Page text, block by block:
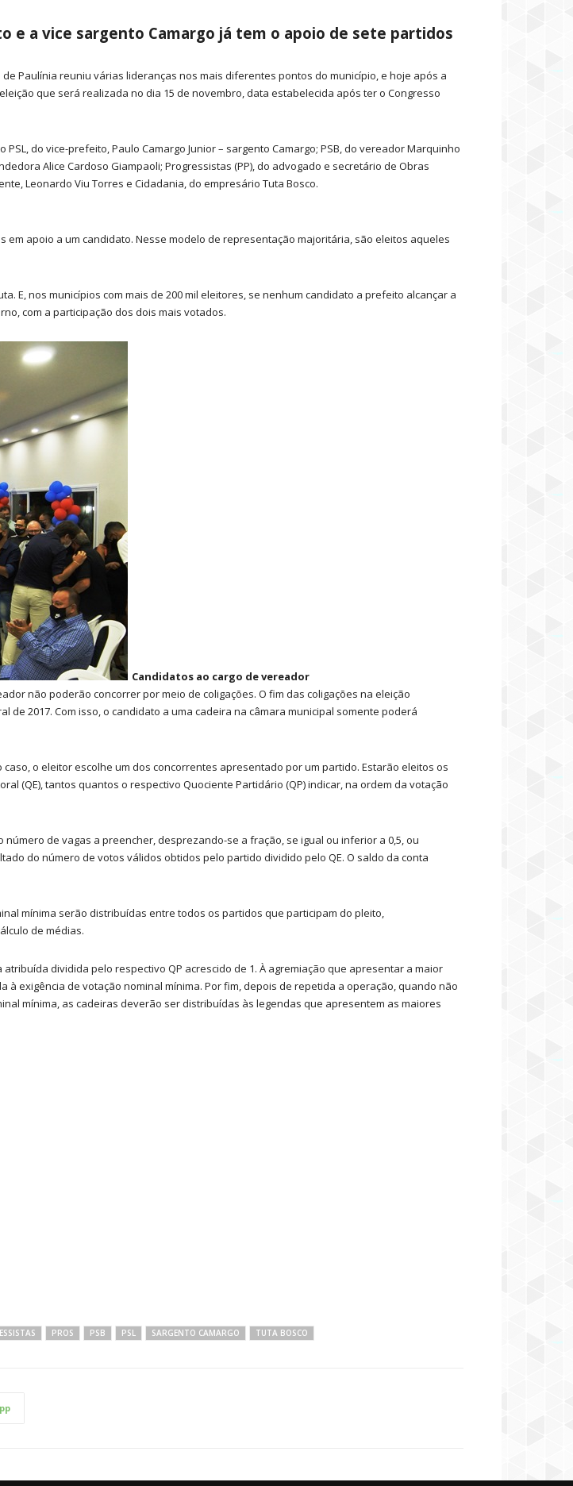
e a vice sargento Camargo já tem o apoio de sete partidos
Paulínia reuniu várias lideranças nos mais diferentes pontos do município, e hoje após a
que será realizada no dia 15 de novembro, data estabelecida após ter o Congresso
do vice-prefeito, Paulo Camargo Junior – sargento Camargo; PSB, do vereador Marquinho
Alice Cardoso Giampaoli; Progressistas (PP), do advogado e secretário de Obras
Leonardo Viu Torres e Cidadania, do empresário Tuta Bosco.
apoio a um candidato. Nesse modelo de representação majoritária, são eleitos aqueles
E, nos municípios com mais de 200 mil eleitores, se nenhum candidato a prefeito alcançar a
com a participação dos dois mais votados.
Candidatos ao cargo de vereador
não poderão concorrer por meio de coligações. O fim das coligações na eleição
2017. Com isso, o candidato a uma cadeira na câmara municipal somente poderá
o eleitor escolhe um dos concorrentes apresentado por um partido. Estarão eleitos os
(QE), tantos quantos o respectivo Quociente Partidário (QP) indicar, na ordem da votação
de vagas a preencher, desprezando-se a fração, se igual ou inferior a 0,5, ou
do número de votos válidos obtidos pelo partido dividido pelo QE. O saldo da conta
mínima serão distribuídas entre todos os partidos que participam do pleito,
de médias.
dividida pelo respectivo QP acrescido de 1. À agremiação que apresentar a maior
exigência de votação nominal mínima. Por fim, depois de repetida a operação, quando não
mínima, as cadeiras deverão ser distribuídas às legendas que apresentem as maiores
PROS PSB PSL SARGENTO CAMARGO TUTA BOSCO